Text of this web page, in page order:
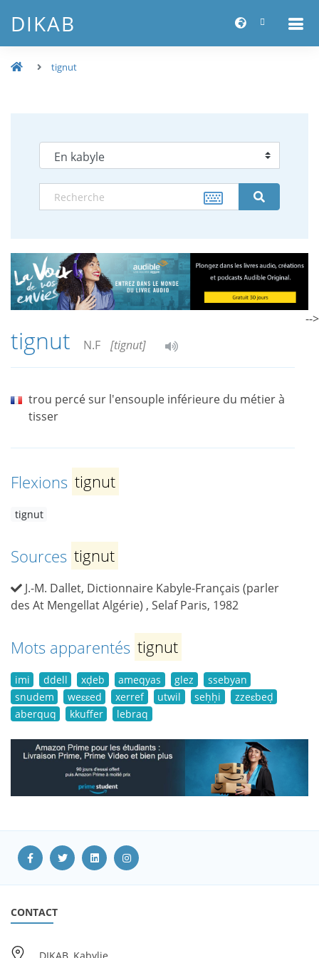
DIKAB
tignut
tignut N.F [tignut]
trou percé sur l'ensouple inférieure du métier à
tisser
Flexions tignut
tignut
Sources tignut
J.-M. Dallet, Dictionnaire Kabyle-Français (parler
des At Mengellat Algérie) , Selaf Paris, 1982
Mots apparentés tignut
imi ddell xḍeb ameqyas glez
ssebyan
snudem
weɛɛed xerref utwil seḥḥi
zzeɛbeḍ
aberquq
kkuffer lebraq
-->
CONTACT
DIKAB, Kabylie